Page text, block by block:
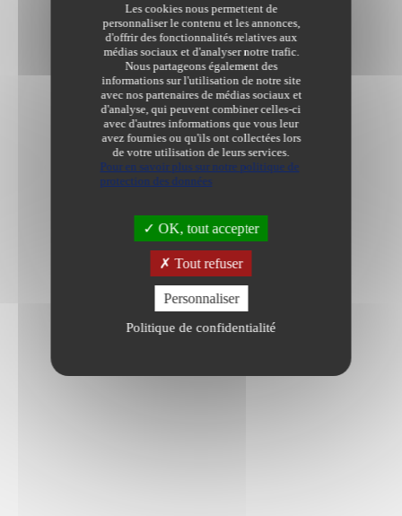
Les cookies nous permettent de
personnaliser le contenu et les annonces,
d'offrir des fonctionnalités relatives aux
médias sociaux et d'analyser notre trafic.
Nous partageons également des
informations sur l'utilisation de notre site
avec nos partenaires de médias sociaux et
d'analyse, qui peuvent combiner celles-ci
avec d'autres informations que vous leur
avez fournies ou qu'ils ont collectées lors
de votre utilisation de leurs services.
Pour en savoir plus sur notre politique de
protection des données
OK, tout accepter
Tout refuser
Personnaliser
Politique de confidentialité